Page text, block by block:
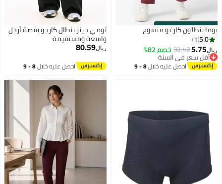
00m:00s
·باقي 100%
بوما بنطلون كارغو منسوج
5.0
1
ريال5.75
32.42خصم 82%
أقل سعر في السنة
أقل سعر في السنة
احصل عليه خلال 8 - 9
تومي جينز بنطال كارجو بقصة أرجل
واسعة ومستقيمة
ريال80.59
احصل عليه خلال 8 - 9